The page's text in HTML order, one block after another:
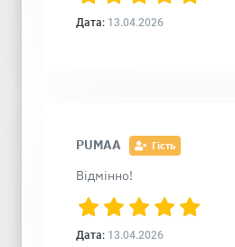
Дата: 13.04.2026
PUMAA Гість
Відмінно!
Дата: 13.04.2026